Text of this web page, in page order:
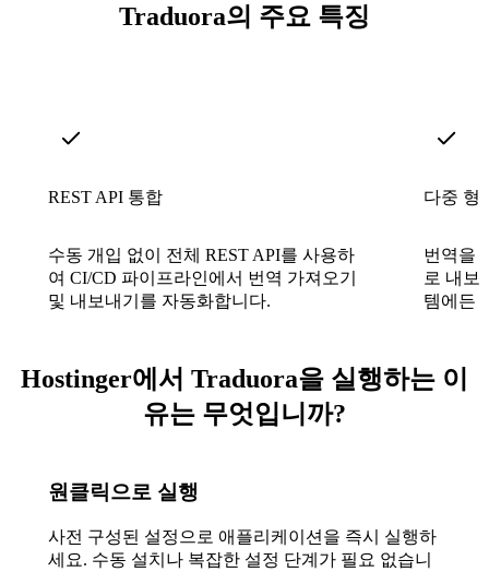
Traduora의 주요 특징
REST API 통합
수동 개입 없이 전체 REST API를 사용하
여 CI/CD 파이프라인에서 번역 가져오기
및 내보내기를 자동화합니다.
다중 형
번역을
로 내보
템에든
Hostinger에서 Traduora을 실행하는 이
유는 무엇입니까?
원클릭으로 실행
사전 구성된 설정으로 애플리케이션을 즉시 실행하
세요. 수동 설치나 복잡한 설정 단계가 필요 없습니